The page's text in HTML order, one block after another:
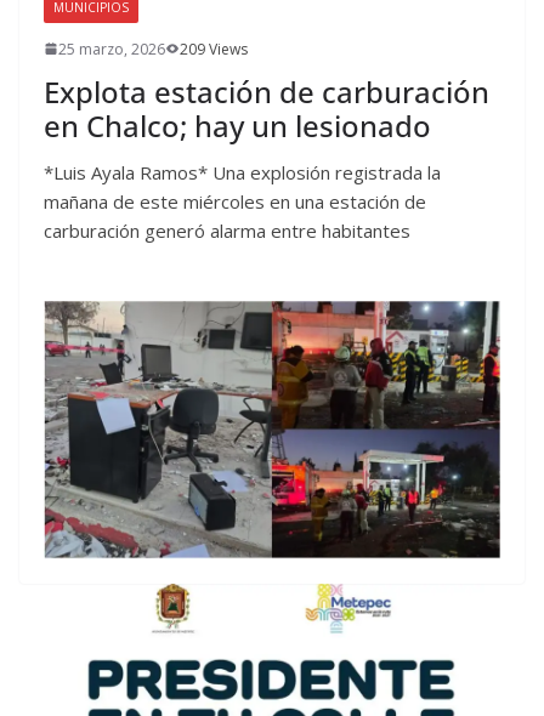
MUNICIPIOS
25 marzo, 2026 209 Views
Explota estación de carburación
en Chalco; hay un lesionado
*Luis Ayala Ramos* Una explosión registrada la
mañana de este miércoles en una estación de
carburación generó alarma entre habitantes